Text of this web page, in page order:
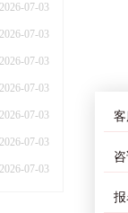
2026-07-03
2026-07-03
2026-07-03
2026-07-03
2026-07-03
2026-07-03
2026-07-03